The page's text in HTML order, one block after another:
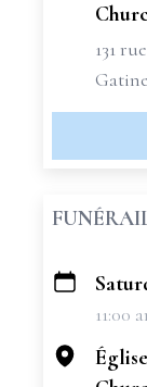
131
+
11:00